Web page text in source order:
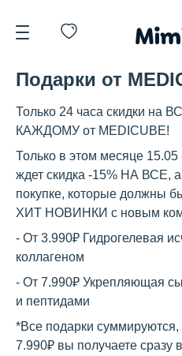
*OVERSTOCK -30%
Уход за лицом
Волосы
Подарки от
Только 24 часа скидки на
КАЖДОМУ от MEDICUBE!
Только в этом месяце 15.05
ждет скидка -15% НА ВСЕ,
покупке, которые должны
ХИТ НОВИНКИ с новым
- От 3.990₽ Гидрогелевая
коллагеном
- От 7.990₽ Укрепляющая
и пептидами
*Все подарки суммируются,
7.990₽ вы получаете сразу